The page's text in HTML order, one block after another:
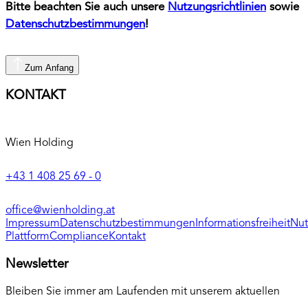
Bitte beachten Sie auch unsere Nutzungsrichtlinien sowie
Datenschutzbestimmungen!
Zum Anfang
KONTAKT
Wien Holding
+43 1 408 25 69 - 0
office@wienholding.at
ImpressumDatenschutzbestimmungenInformationsfreiheit
PlattformComplianceKontakt
Newsletter
Bleiben Sie immer am Laufenden mit unserem aktuellen